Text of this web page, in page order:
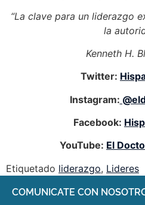
“La clave para un liderazgo
la
Kenneth H.
Twitter:
Instagram:
Facebook:
YouTube: El
Etiquetado liderazgo, Lideres
COMUNICATE CON